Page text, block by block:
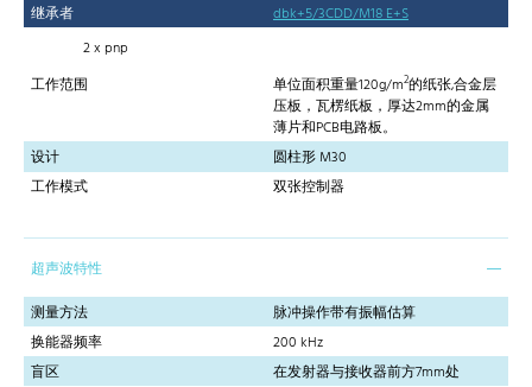
继承者
dbk+5/3CDD/M18 E+S
2 x pnp
工作范围
单位面积重量120g/m2的纸张,合金层
压板，瓦楞纸板，厚达2mm的金属
薄片和PCB电路板。
设计
圆柱形 M30
工作模式
双张控制器
超声波特性
测量方法
脉冲操作带有振幅估算
换能器频率
200 kHz
盲区
在发射器与接收器前方7mm处